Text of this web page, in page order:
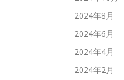
2024年8月
2024年6月
2024年4月
2024年2月